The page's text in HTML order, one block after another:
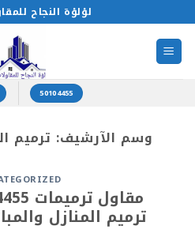
للمحتوى
لؤلؤة النجاح
50104455
وسم الآرشيف: ترميم
ترميم المنازل